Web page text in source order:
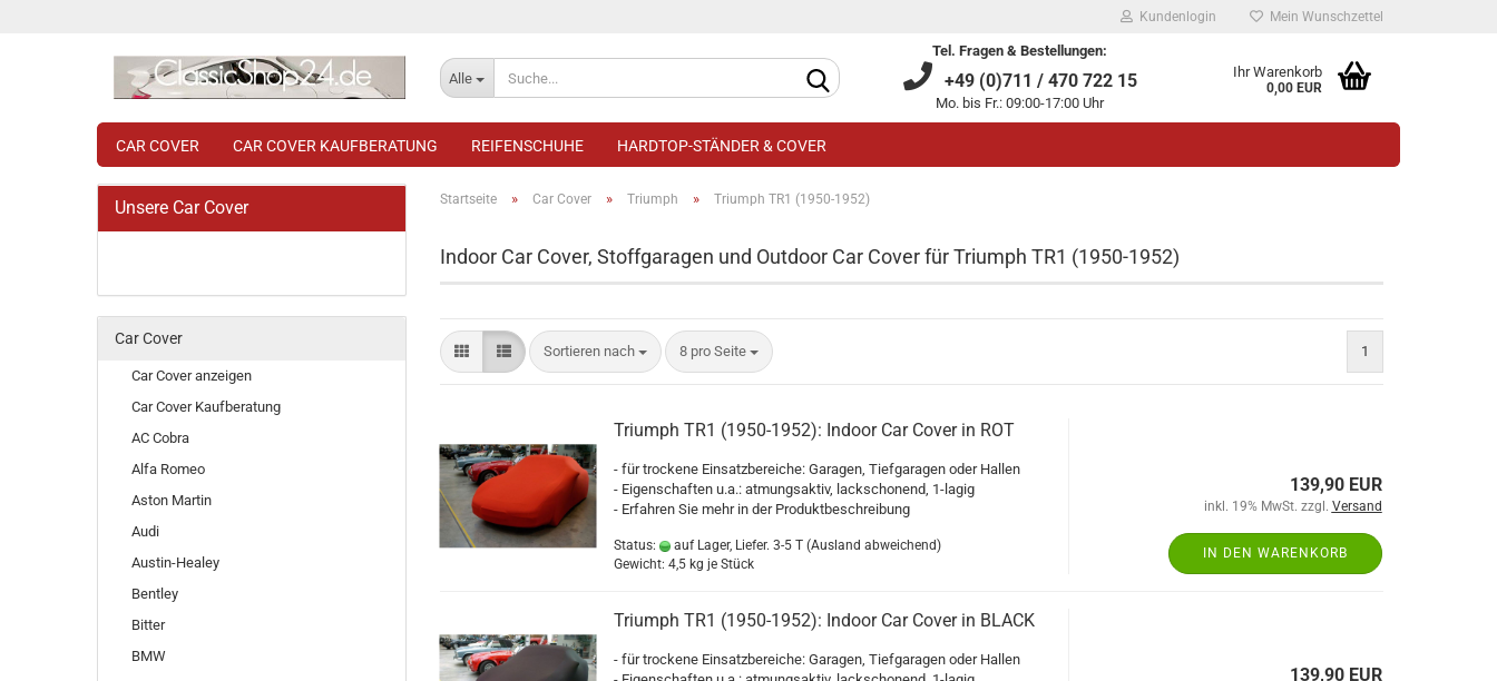
Kundenlogin
Kundenkonto anlegen
Mein Wunschzettel
Alle
Tel. Fragen & Bestellungen:
+49 (0)711 / 470 722 15
Mo. bis Fr.: 09:00-17:00 Uhr
Ihr Warenkorb
0,00 EUR
CAR COVER CAR COVER KAUFBERATUNG REIFENSCHUHE HARDTOP-STÄNDER & COVER
Startseite » Car Cover » Triumph » Triumph TR1 (1950-1952)
Indoor Car Cover, Stoffgaragen und Outdoor Car Cover für Triumph TR1 (1950-1952)
Sortieren nach 8 pro Seite 1
Triumph TR1 (1950-1952): Indoor Car Cover in ROT
- für trockene Einsatzbereiche: Garagen, Tiefgaragen oder Hallen
- Eigenschaften u.a.: atmungsaktiv, lackschonend, 1-lagig
- Erfahren Sie mehr in der Produktbeschreibung
Status: auf Lager, Liefer. 3-5 T (Ausland abweichend)
Gewicht: 4,5kg je Stück
139,90 EUR
inkl. 19% MwSt. zzgl. Versand
IN DEN WARENKORB
Triumph TR1 (1950-1952): Indoor Car Cover in BLACK
- für trockene Einsatzbereiche: Garagen, Tiefgaragen oder Hallen
139,90 EUR
Unsere Car Cover
Car Cover
Car Cover anzeigen
Car Cover Kaufberatung
AC Cobra
Alfa Romeo
Aston Martin
Audi
Austin-Healey
Bentley
Bitter
BMW